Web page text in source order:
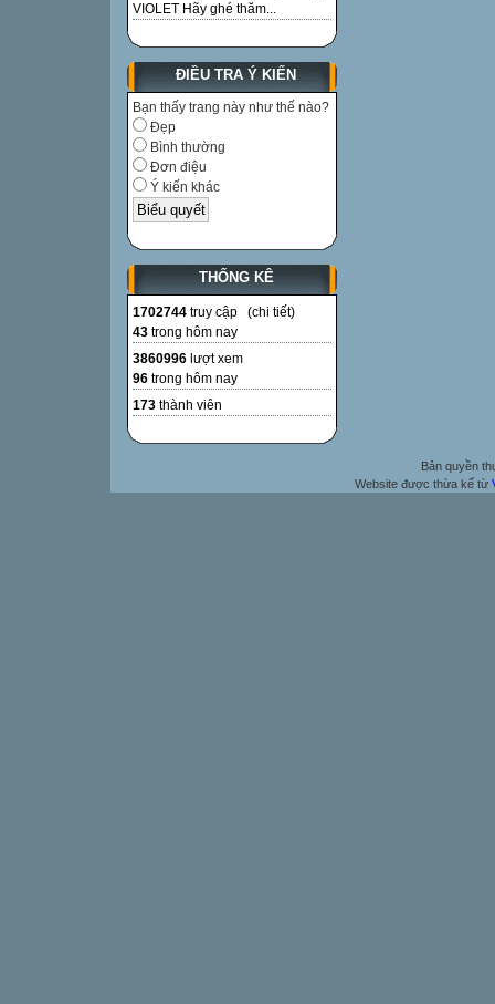
VIOLET Hãy ghé thăm...
ĐIỀU TRA Ý KIẾN
Bạn thấy trang này như thế nào?
Đẹp
Bình thường
Đơn điệu
Ý kiến khác
THỐNG KÊ
1702744 truy cập (chi tiết)
43 trong hôm nay
3860996 lượt xem
96 trong hôm nay
173 thành viên
Bản quyền
Website được thừa kế từ